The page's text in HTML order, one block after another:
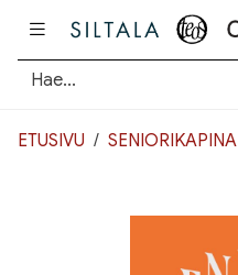
ETUSIVU SENIORIKAPINA